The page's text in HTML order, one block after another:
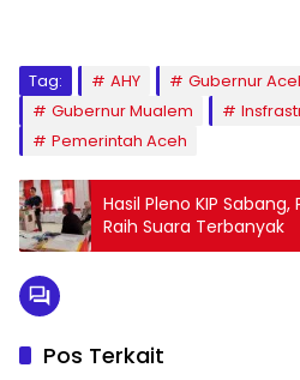
Tag: AHY
Gubernur
Gubernur Mualem
Pemerintah Aceh
Hasil Pleno KIP
Raih Suara Terbanyak
Pos Terkait